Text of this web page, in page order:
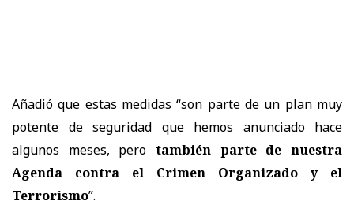
Añadió que estas medidas “son parte de un plan muy
potente de seguridad que hemos anunciado hace
algunos meses, pero también parte de nuestra
Agenda contra el Crimen Organizado y el
Terrorismo”.